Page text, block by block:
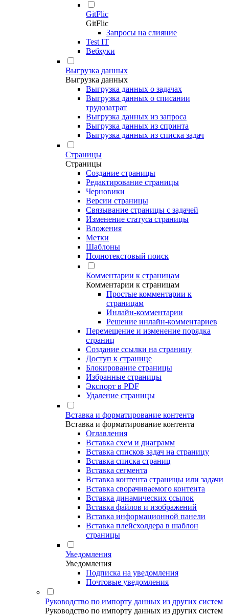
GitFlic
GitFlic
Запросы на слияние
Test IT
Вебхуки
Выгрузка данных
Выгрузка данных
Выгрузка данных о задачах
Выгрузка данных о списании
трудозатрат
Выгрузка данных из запроса
Выгрузка данных из спринта
Выгрузка данных из списка задач
Страницы
Страницы
Создание страницы
Редактирование страницы
Черновики
Версии страницы
Связывание страницы с задачей
Изменение статуса страницы
Вложения
Метки
Шаблоны
Полнотекстовый поиск
Комментарии к страницам
Комментарии к страницам
Простые комментарии к
страницам
Инлайн-комментарии
Решение инлайн-комментариев
Перемещение и изменение порядка
страниц
Создание ссылки на страницу
Доступ к странице
Блокирование страницы
Избранные страницы
Экспорт в PDF
Удаление страницы
Вставка и форматирование контента
Вставка и форматирование контента
Оглавления
Вставка схем и диаграмм
Вставка списков задач на страницу
Вставка списка страниц
Вставка сегмента
Вставка контента страницы или задачи
Вставка сворачиваемого контента
Вставка динамических ссылок
Вставка файлов и изображений
Вставка информационной панели
Вставка плейсхолдера в шаблон
страницы
Уведомления
Уведомления
Подписка на уведомления
Почтовые уведомления
Руководство по импорту данных из других систем
Руководство по импорту данных из других систем